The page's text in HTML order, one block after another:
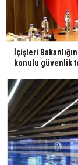
İçişleri
konulu güvenlik